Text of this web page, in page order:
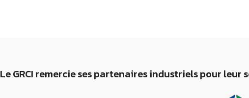
Le GRCI remercie ses partenaires industriels pour leur